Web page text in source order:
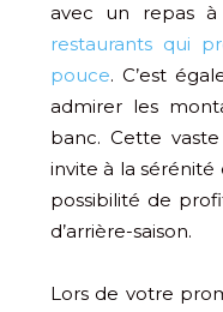
avec un repas
restaurants qui
pouce. C’est
admirer les
banc. Cette
invite à la
possibilité de
d’arrière-saison.
Lors de votre